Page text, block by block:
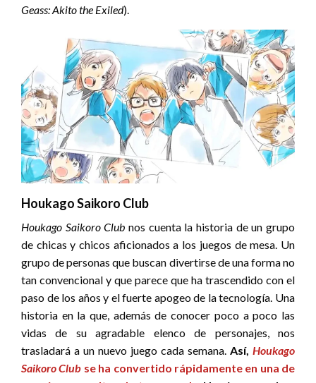
Geass: Akito the Exiled).
Houkago Saikoro Club
Houkago Saikoro Club nos cuenta la historia de un grupo
de chicas y chicos aficionados a los juegos de mesa. Un
grupo de personas que buscan divertirse de una forma no
tan convencional y que parece que ha trascendido con el
paso de los años y el fuerte apogeo de la tecnología. Una
historia en la que, además de conocer poco a poco las
vidas de su agradable elenco de personajes, nos
trasladará a un nuevo juego cada semana. Así, Houkago
Saikoro Club se ha convertido rápidamente en una de